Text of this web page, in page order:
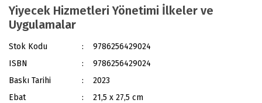
Yiyecek Hizmetleri Yönetimi İlkeler ve
Uygulamalar
Stok Kodu
9786256429024
ISBN
9786256429024
Baskı Tarihi
2023
Ebat
21,5 x 27,5 cm